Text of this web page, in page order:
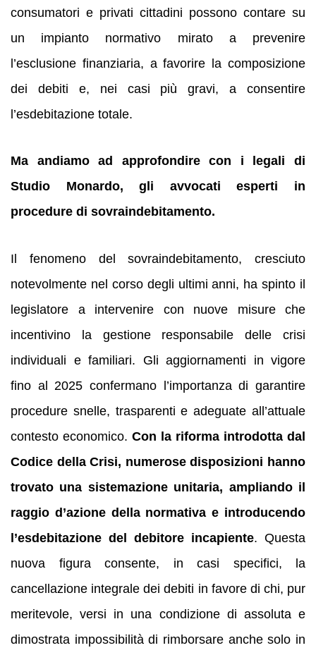
consumatori e privati cittadini possono contare su
un impianto normativo mirato a prevenire
l’esclusione finanziaria, a favorire la composizione
dei debiti e, nei casi più gravi, a consentire
l’esdebitazione totale.
Ma andiamo ad approfondire con i legali di
Studio Monardo, gli avvocati esperti in
procedure di sovraindebitamento.
Il fenomeno del sovraindebitamento, cresciuto
notevolmente nel corso degli ultimi anni, ha spinto il
legislatore a intervenire con nuove misure che
incentivino la gestione responsabile delle crisi
individuali e familiari. Gli aggiornamenti in vigore
fino al 2025 confermano l’importanza di garantire
procedure snelle, trasparenti e adeguate all’attuale
contesto economico. Con la riforma introdotta dal
Codice della Crisi, numerose disposizioni hanno
trovato una sistemazione unitaria, ampliando il
raggio d’azione della normativa e introducendo
l’esdebitazione del debitore incapiente. Questa
nuova figura consente, in casi specifici, la
cancellazione integrale dei debiti in favore di chi, pur
meritevole, versi in una condizione di assoluta e
dimostrata impossibilità di rimborsare anche solo in